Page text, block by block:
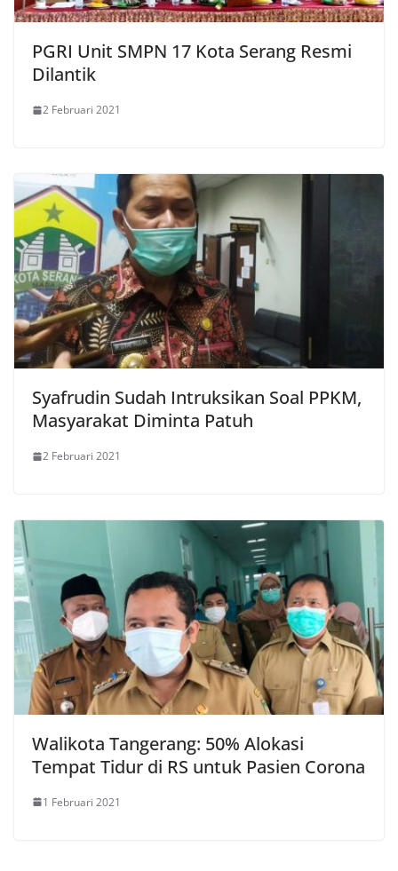
PGRI Unit SMPN 17 Kota Serang Resmi
Dilantik
2 Februari 2021
Syafrudin Sudah Intruksikan Soal PPKM,
Masyarakat Diminta Patuh
2 Februari 2021
Walikota Tangerang: 50% Alokasi
Tempat Tidur di RS untuk Pasien Corona
1 Februari 2021